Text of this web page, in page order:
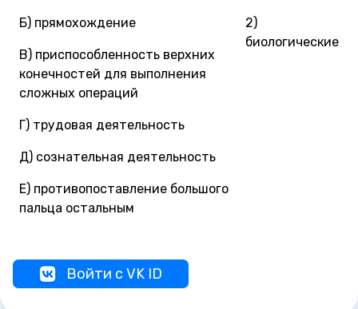
Б) прямохождение
В) приспособленность верхних
конечностей для выполнения
сложных операций
Г) трудовая деятельность
Д) сознательная деятельность
Е) противопоставление большого
пальца остальным
2)
биологические
Войти с VK ID